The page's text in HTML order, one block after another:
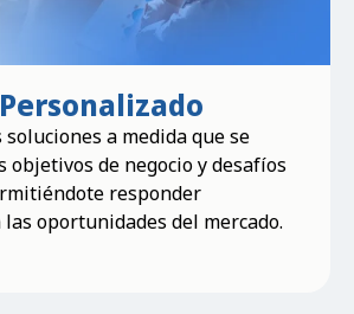
Optimización
Nos aseguramos de que obtengas el
valor de tu inversión en cloud,
costos y rendimiento para mantener
competitiva.